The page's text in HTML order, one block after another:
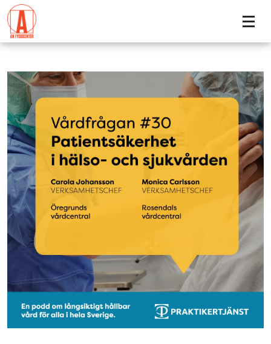
Tillgänglighetsmeny